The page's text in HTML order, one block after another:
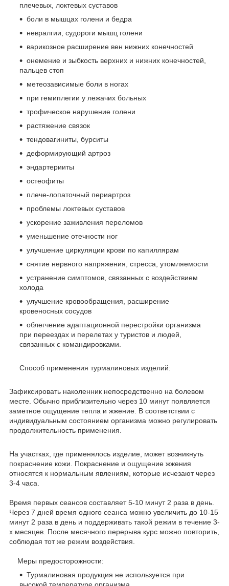
плечевых, локтевых суставов
боли в мышцах голени и бедра
невралгии, судороги мышц голени
варикозное расширение вен нижних конечностей
онемение и зыбкость верхних и нижних конечностей,
пальцев стоп
метеозависимые боли в ногах
при гемиплегии у лежачих больных
трофическое нарушение голени
растяжение связок
тендовагиниты, бурситы
деформирующий артроз
эндартерииты
остеофиты
плече-лопаточный периартроз
проблемы локтевых суставов
ускорение заживления переломов
уменьшение отечности ног
улучшение циркуляции крови по капиллярам
снятие нервного напряжения, стресса, утомляемости
устранение симптомов, связанных с воздействием
холода
улучшение кровообращения, расширение
кровеносных сосудов
облегчение адаптационной перестройки организма
при переездах и перелетах у туристов и людей,
связанных с командировками.
Способ применения турмалиновых изделий:
Зафиксировать наколенник непосредственно на болевом
месте. Обычно приблизительно через 10 минут появляется
заметное ощущение тепла и жжение. В соответствии с
индивидуальным состоянием организма можно регулировать
продолжительность применения.
На участках, где применялось изделие, может возникнуть
покраснение кожи. Покраснение и ощущение жжения
относятся к нормальным явлениям, которые исчезают через
3-4 часа.
Время первых сеансов составляет 5-10 минут 2 раза в день.
Через 7 дней время одного сеанса можно увеличить до 10-15
минут 2 раза в день и поддерживать такой режим в течение 3-
х месяцев. После месячного перерыва курс можно повторить,
соблюдая тот же режим воздействия.
Меры предосторожности:
Турмалиновая продукция не используется при
высокой температуре организма,